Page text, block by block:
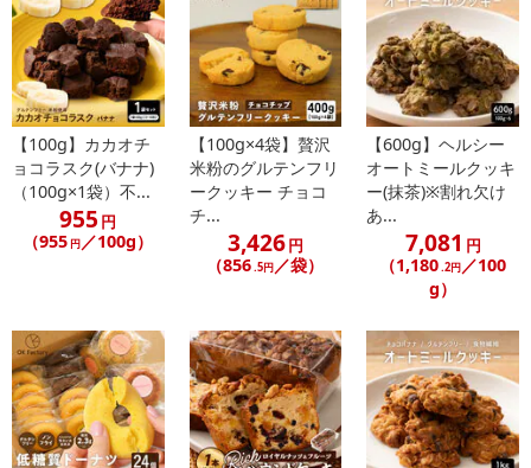
のでご了承ください。
【キャンセルについて】
※お申込み後のキャンセルはお受けできません。
記載されている内容を必ずご確認いただき、お届けする商品セット
にご納得いただきましたうえでお申し込みください。
※パッケージ変更や商品リニューアル（成分など含む）等により、
参考の掲載画像や画像内のバーコードなど、お届け商品と多少異な
る場合がございます。
また、[新たな加工食品の原料原産地表示制度]の経過措置期間の終
了により、商品詳細内に記載の原産国・原材料の表記が旧表記の場
あらかじめご了承いただいた上でお申込みください。なお、本理由
によるお申込み後のキャンセル・返品交換は対応いたしかねます。
【お支払いについて】
※送料はお試し費用に含まれております。
【100g】カカオチ
ョコラスク(バナナ)
（100g×1袋）不...
955 円
（955 円 ／100g）
【100g×4袋】贅沢
米粉のグルテンフリ
ークッキー チョコ
チ...
3,426円
（856 .5円 ／袋）
【600g】ヘルシー
オートミールクッキ
ー(抹茶)※割れ欠け
あ...
7,081 円
（1,180 .2円 ／100
g）